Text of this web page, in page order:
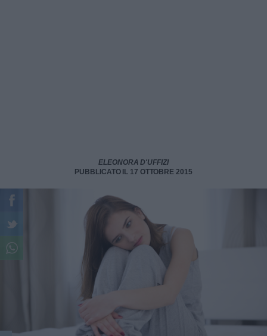
ELEONORA D'UFFIZI
PUBBLICATO IL 17 OTTOBRE 2015